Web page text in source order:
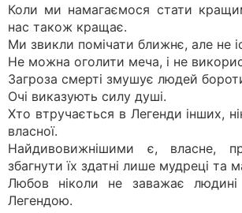
Коли ми намагаємося стати
нас також кращає.
Ми звикли помічати ближнє, але не
Не можна оголити меча, і не
Загроза смерті змушує людей
Очі виказують силу душі.
Хто втручається в Легенди інших,
власної.
Найдивовижнішими є, власне,
збагнути їх здатні лише мудреці та
Любов ніколи не заважає
Легендою.